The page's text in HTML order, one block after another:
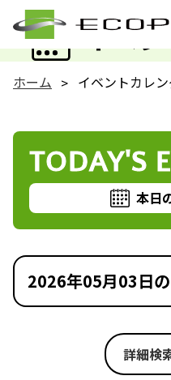
イベ
ホーム イベントカレ
TODAY'S
本日
2026年05月03日
詳細検